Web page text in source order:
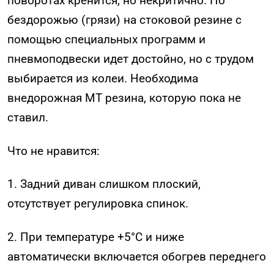
бездорожью (грязи) на стоковой резине с
помощью специальных программ и
пневмоподвески идет достойно, но с трудом
выбирается из колеи. Необходима
внедорожная МТ резина, которую пока не
ставил.
Что не нравится:
1. Задний диван слишком плоский,
отсутствует регулировка спинок.
2. При температуре +5°С и ниже
автоматически включается обогрев переднего